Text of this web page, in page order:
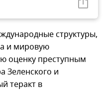
структуры,
и мировую
оценку преступным
Зеленского и
теракт в